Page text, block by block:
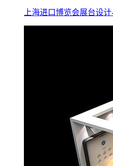
上海进口博览会展台设计